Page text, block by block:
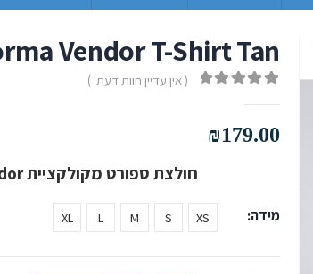
Vendor T-Shirt Tan
( אין עדיין חוות דעת. )
₪179.00
חולצת ספורט מקולקציית Vendor מבית Versa Forma בצבע Tan
מידה XS
S
M
L
XL